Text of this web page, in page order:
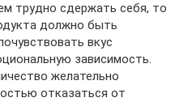
трудно сдержать себя, то
должно быть
вкус
зависимость.
желательно
отказаться от